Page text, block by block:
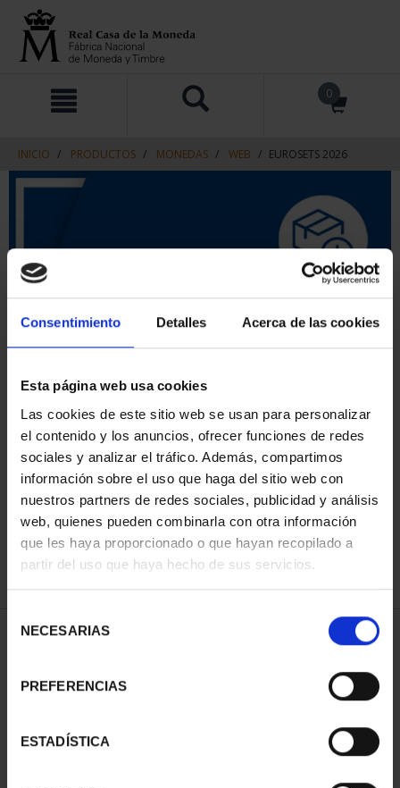
Consentimiento Detalles Acerca de las cookies
Esta página web usa cookies
Las cookies de este sitio web se usan para personalizar
el contenido y los anuncios, ofrecer funciones de redes
sociales y analizar el tráfico. Además, compartimos
información sobre el uso que haga del sitio web con
nuestros partners de redes sociales, publicidad y análisis
web, quienes pueden combinarla con otra información
que les haya proporcionado o que hayan recopilado a
partir del uso que haya hecho de sus servicios.
NECESARIAS
PREFERENCIAS
ESTADÍSTICA
contenido
navegacin
0
INICIO PRODUCTOS MONEDAS WEB EUROSETS 2026
ORDENAR POR:
REFINAR
2 Productos encontrados